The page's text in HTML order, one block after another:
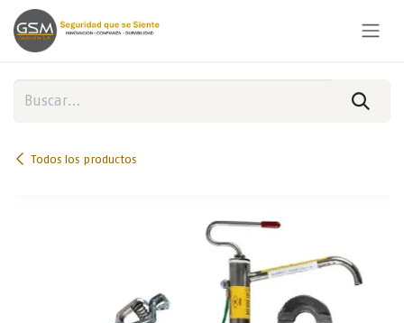
Ir al contenido
Todos los productos